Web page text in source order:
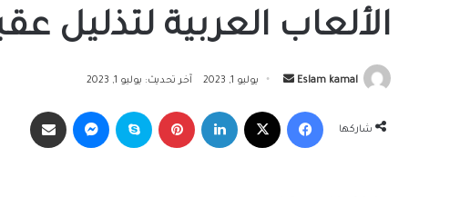
الألعاب العربية
Eslam kamal
أرسل
إلكترونيا
يوليو 1, 2023 آخر تحديث: يوليو 1, 2023
شاركها
فيسبوك لينكدإن بينتيريست سكايب ماسنجر